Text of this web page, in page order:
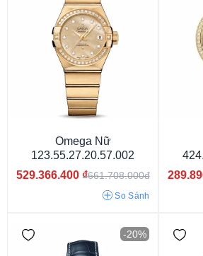
Omega Seamaster Omega
Omega Speedmaster
Omega Nữ
123.55.27.20.57.002
529.366.400 ₫661.708.000đ
So Sánh
-20%